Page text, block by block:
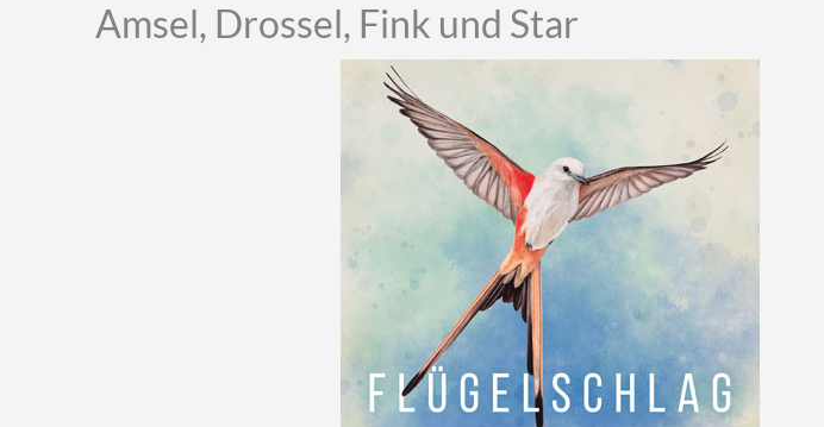
Amsel, Drossel, Fink und Star